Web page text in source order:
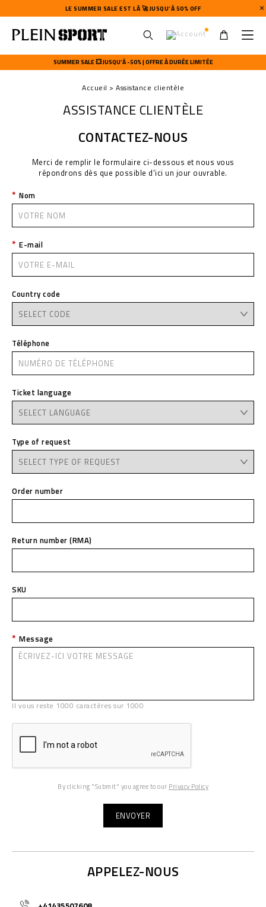
LE SUMMER SALE EST LÀ 🚀 JUSQU’À 50% OFF
s
e
m
e
n
SUMMER SALE 💥 JUSQU’À -50% | OFFRE À DURÉE LIMITÉE
Accueil Assistance clientèle
ASSISTANCE CLIENTÈLE
APPELEZ-NOUS
CONTACTEZ-NOUS
Merci de remplir le formulaire ci-dessous et nous vous
répondrons dès que possible d'ici un jour ouvrable.
Nom
E-mail
Country code
Téléphone
Ticket language
Type of request
Order number
Return number (RMA)
SKU
Message
Il vous reste 1000 caractères sur 1000
By clicking "Submit" you agree to our Privacy Policy